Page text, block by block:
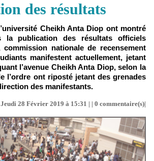
des résultats
Cheikh Anta Diop ont montré
la publication des résultats officiels
nationale de recensement
manifestent actuellement, jetant
l’avenue Cheikh Anta Diop, selon la
l’ordre ont riposté jetant des grenades
des manifestants.
28 Février 2019 à 15:31 | | 0 commentaire(s)|